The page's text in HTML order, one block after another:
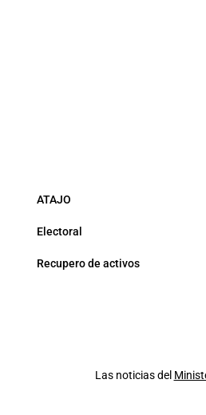
ATAJO
Electoral
Recupero de activos
Las noticias del